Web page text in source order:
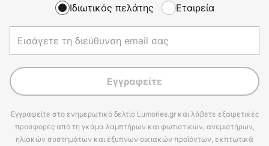
Ιδιωτικός πελάτης Εταιρεία
Εγγραφείτε
Εγγραφείτε στο ενημερωτικό δελτίο Lumories.gr και λάβετε εξαιρετικές
προσφορές από τη γκάμα λαμπτήρων και φωτιστικών, ανεμιστήρων,
ηλιακών συστημάτων και έξυπνων οικιακών προϊόντων, εκπτωτικά